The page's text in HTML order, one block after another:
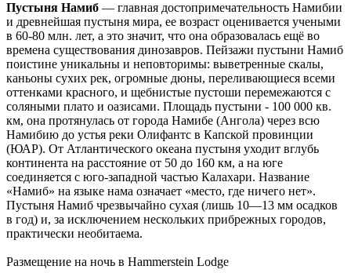
Пустыня Намиб — главная достопримечательность Намибии
и древнейшая пустыня мира, ее возраст оценивается учеными
в 60-80 млн. лет, а это значит, что она образовалась ещё во
времена существования динозавров. Пейзажи пустыни Намиб
поистине уникальны и неповторимы: выветренные скалы,
каньоны сухих рек, огромные дюны, переливающиеся всеми
оттенками красного, и щебнистые пустоши перемежаются с
соляными плато и оазисами. Площадь пустыни - 100 000 кв.
км, она протянулась от города Намибе (Ангола) через всю
Намибию до устья реки Олифантс в Капской провинции
(ЮАР). От Атлантического океана пустыня уходит вглубь
континента на расстояние от 50 до 160 км, а на юге
соединяется с юго-западной частью Калахари. Название
«Намиб» на языке нама означает «место, где ничего нет».
Пустыня Намиб чрезвычайно сухая (лишь 10—13 мм осадков
в год) и, за исключением нескольких прибрежных городов,
практически необитаема.
Размещение на ночь в Hammerstein Lodge